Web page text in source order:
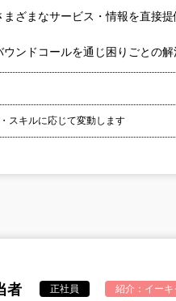
ざまなサービス・情報を直接
ンドコールを通じ困りごとの
スキルに応じて変動します
者 正社員 紹介： イーキ